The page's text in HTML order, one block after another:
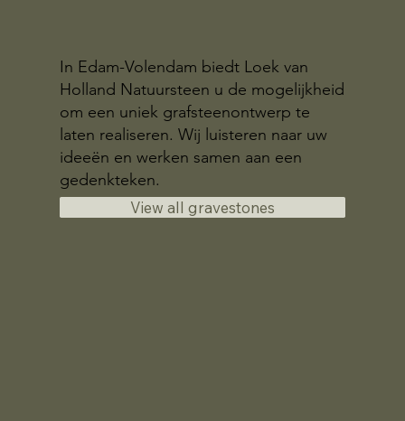
In Edam-Volendam biedt Loek van
Holland Natuursteen u de mogelijkheid
om een uniek grafsteenontwerp te
laten realiseren. Wij luisteren naar uw
ideeën en werken samen aan een
gedenkteken.
View all gravestones